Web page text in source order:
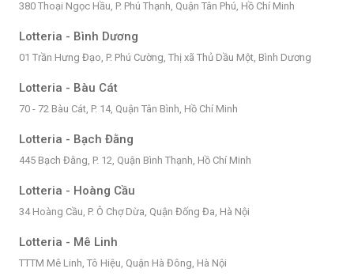
380 Thoại Ngọc Hầu, P. Phú Thạnh, Quận Tân Phú, Hồ Chí Minh
Lotteria - Bình Dương
01 Trần Hưng Đạo, P. Phú Cường, Thị xã Thủ Dầu Một, Bình Dương
Lotteria - Bàu Cát
70 - 72 Bàu Cát, P. 14, Quận Tân Bình, Hồ Chí Minh
Lotteria - Bạch Đằng
445 Bạch Đằng, P. 12, Quận Bình Thạnh, Hồ Chí Minh
Lotteria - Hoàng Cầu
34 Hoàng Cầu, P. Ô Chợ Dừa, Quận Đống Đa, Hà Nội
Lotteria - Mê Linh
TTTM Mê Linh, Tô Hiệu, Quận Hà Đông, Hà Nội